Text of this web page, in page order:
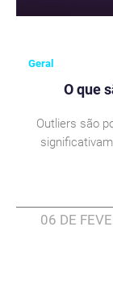
Geral
O que
Outliers são
06 DE